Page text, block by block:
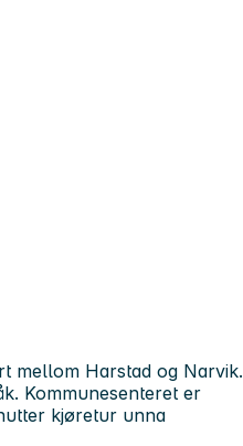
mellom Harstad og Narvik.
Kommunesenteret er
kjøretur unna